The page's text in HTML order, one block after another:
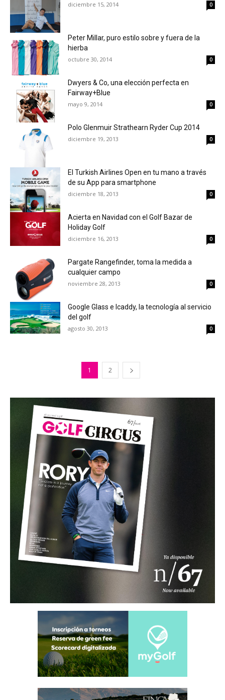
diciembre 15, 2014 0
Peter Millar, puro estilo sobre y fuera de la
hierba
octubre 30, 2014 0
Dwyers & Co, una elección perfecta en
Fairway+Blue
mayo 9, 2014 0
Polo Glenmuir Strathearn Ryder Cup 2014
diciembre 19, 2013 0
El Turkish Airlines Open en tu mano a través
de su App para smartphone
diciembre 18, 2013 0
Acierta en Navidad con el Golf Bazar de
Holiday Golf
diciembre 16, 2013 0
Pargate Rangefinder, toma la medida a
cualquier campo
noviembre 28, 2013 0
Google Glass e Icaddy, la tecnología al servicio
del golf
agosto 30, 2013 0
1 2